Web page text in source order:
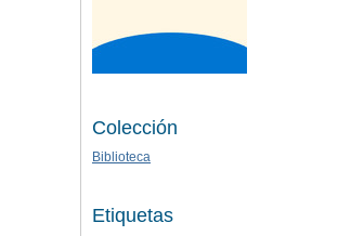
Colección
Biblioteca
Etiquetas